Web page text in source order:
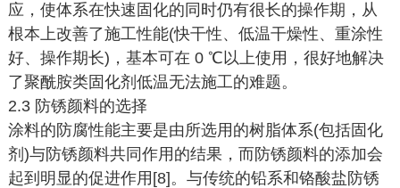
应，使体系在快速固化的同时仍有很长的操作期，从
根本上改善了施工性能(快干性、低温干燥性、重涂性
好、操作期长)，基本可在 0 ℃以上使用，很好地解决
了聚酰胺类固化剂低温无法施工的难题。
2.3 防锈颜料的选择
涂料的防腐性能主要是由所选用的树脂体系(包括固化
剂)与防锈颜料共同作用的结果，而防锈颜料的添加会
起到明显的促进作用[8]。与传统的铅系和铬酸盐防锈